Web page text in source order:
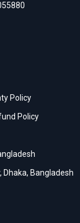
Policy
Policy
Dhaka, Bangladesh